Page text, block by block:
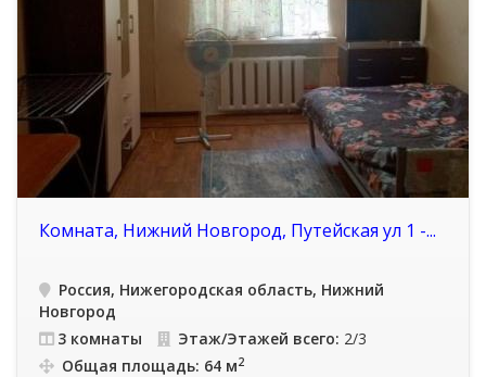
Комната, Нижний Новгород, Путейская ул 1 -...
Россия, Нижегородская область, Нижний
Новгород
3 комнаты
Этаж/Этажей всего: 2/3
Общая площадь: 64 м2